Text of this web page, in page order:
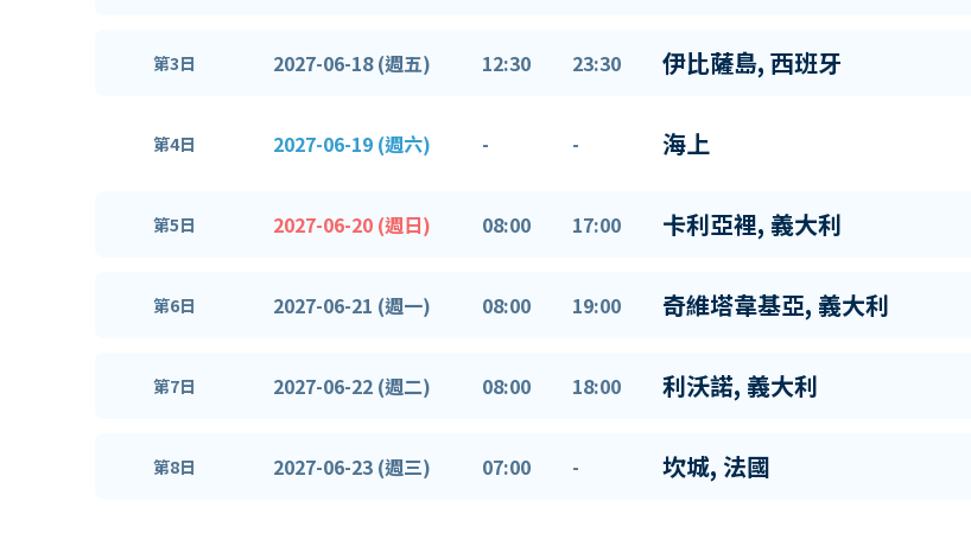
第3日 2027-06-18 (週五) 12:30 23:30 伊比薩島, 西班牙
第4日 2027-06-19 (週六) - - 海上
第5日 2027-06-20 (週日) 08:00 17:00 卡利亞裡, 義大利
第6日 2027-06-21 (週一) 08:00 19:00 奇維塔韋基亞, 義大利
第7日 2027-06-22 (週二) 08:00 18:00 利沃諾, 義大利
第8日 2027-06-23 (週三) 07:00 - 坎城, 法國